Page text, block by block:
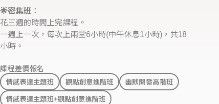
🌟密集班 ：
花三週的時間上完課程。
一週上一次，每次上兩堂6小時(中午休息1小時)，共18
小時。
課程差價報名
情感表達主題班 觀點創意進階班 幽默開發高階班
情感表達主題班+觀點創意進階班